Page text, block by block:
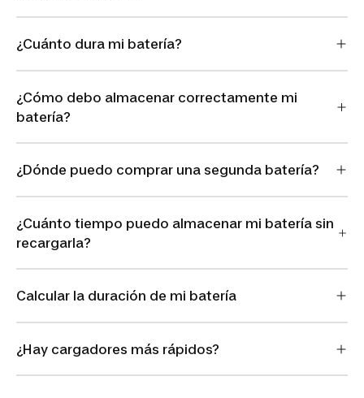
¿Cuánto dura mi batería?
¿Cómo debo almacenar correctamente mi
batería?
¿Dónde puedo comprar una segunda batería?
¿Cuánto tiempo puedo almacenar mi batería sin
recargarla?
Calcular la duración de mi batería
¿Hay cargadores más rápidos?